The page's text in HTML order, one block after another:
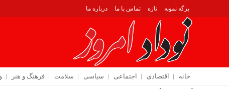
برگه نمونه تازه تماس با ما درباره ما
خانه اقتصادی اجتماعی سیاسی سلامت فرهنگ و هنر